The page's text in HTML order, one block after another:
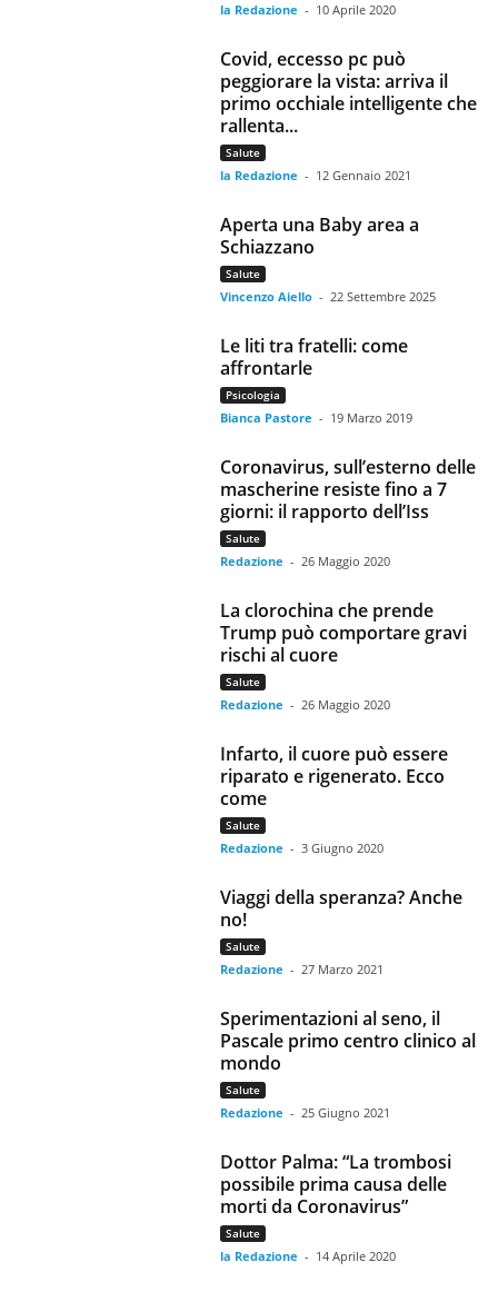
la Redazione - 10 Aprile 2020
Covid, eccesso pc può
peggiorare la vista: arriva il
primo occhiale intelligente che
rallenta...
Salute
la Redazione - 12 Gennaio 2021
Aperta una Baby area a
Schiazzano
Salute
Vincenzo Aiello - 22 Settembre 2025
Le liti tra fratelli: come
affrontarle
Psicologia
Bianca Pastore - 19 Marzo 2019
Coronavirus, sull’esterno delle
mascherine resiste fino a 7
giorni: il rapporto dell’Iss
Salute
Redazione - 26 Maggio 2020
La clorochina che prende
Trump può comportare gravi
rischi al cuore
Salute
Redazione - 26 Maggio 2020
Infarto, il cuore può essere
riparato e rigenerato. Ecco
come
Salute
Redazione - 3 Giugno 2020
Viaggi della speranza? Anche
no!
Salute
Redazione - 27 Marzo 2021
Sperimentazioni al seno, il
Pascale primo centro clinico al
mondo
Salute
Redazione - 25 Giugno 2021
Dottor Palma: “La trombosi
possibile prima causa delle
morti da Coronavirus”
Salute
la Redazione - 14 Aprile 2020